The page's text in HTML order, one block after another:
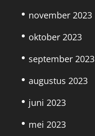
november 2023
oktober 2023
september 2023
augustus 2023
juni 2023
mei 2023